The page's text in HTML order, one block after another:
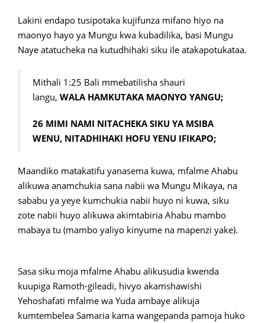
Lakini endapo tusipotaka kujifunza mifano hiyo na
maonyo hayo ya Mungu kwa kubadilika, basi Mungu
Naye atatucheka na kutudhihaki siku ile atakapotukataa.
Mithali 1:25 Bali mmebatilisha shauri
langu, WALA HAMKUTAKA MAONYO YANGU;
26 MIMI NAMI NITACHEKA SIKU YA MSIBA
WENU, NITADHIHAKI HOFU YENU IFIKAPO;
Maandiko matakatifu yanasema kuwa, mfalme Ahabu
alikuwa anamchukia sana nabii wa Mungu Mikaya, na
sababu ya yeye kumchukia nabii huyo ni kuwa, siku
zote nabii huyo alikuwa akimtabiria Ahabu mambo
mabaya tu (mambo yaliyo kinyume na mapenzi yake).
Sasa siku moja mfalme Ahabu alikusudia kwenda
kuupiga Ramoth-gileadi, hivyo akamshawishi
Yehoshafati mfalme wa Yuda ambaye alikuja
kumtembelea Samaria kama wangepanda pamoja huko